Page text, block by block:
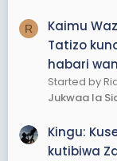
R
Kaimu
Tatizo
habari
Started by
Jukwaa la
Kingu:
kutibiwa